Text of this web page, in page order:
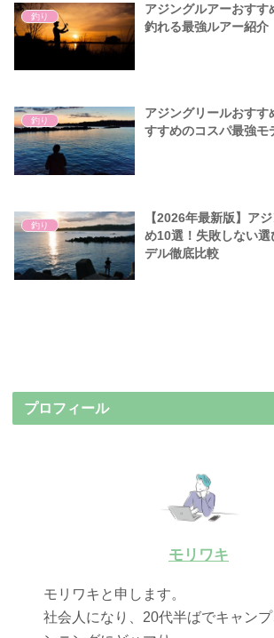
釣り
アジングルアーおすす
釣れる最強ルアー紹介
釣り
アジングリールおす
すすめのコスパ最強モ
釣り
【2026年最新版】ア
め10選！失敗しない
デル徹底比較
プロフィール
モリワキ
モリワキと申します。
社会人になり、20代半ばでキャン